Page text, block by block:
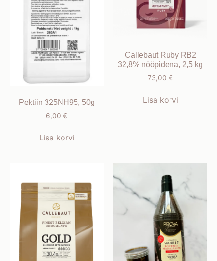
Pektiin 325NH95, 50g
6,00 €
Lisa korvi
Callebaut Ruby RB2
32,8% nööpidena, 2,5 kg
73,00 €
Lisa korvi